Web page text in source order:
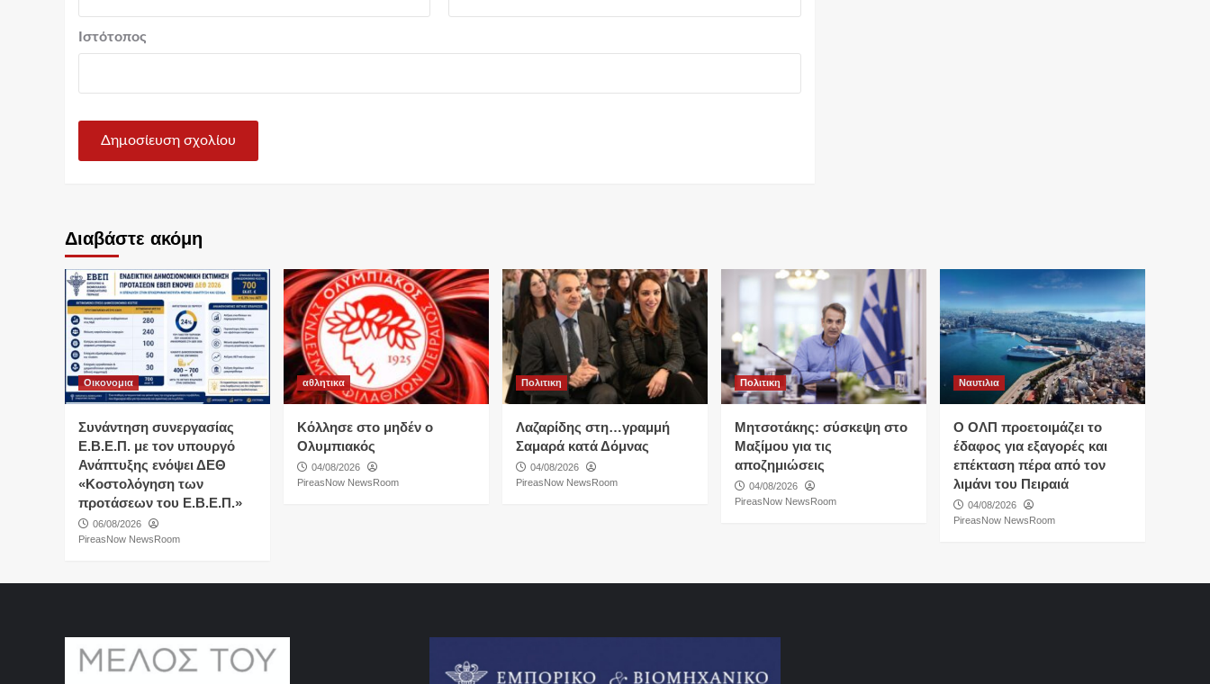
Ιστότοπος
Διαβάστε ακόμη
Οικονομια
Συνάντηση συνεργασίας
Ε.Β.Ε.Π. με τον υπουργό
Ανάπτυξης ενόψει ΔΕΘ
«Κοστολόγηση των
προτάσεων του Ε.Β.Ε.Π.»
06/08/2026
PireasNow NewsRoom
αθλητικα
Κόλλησε στο μηδέν ο
Ολυμπιακός
04/08/2026
PireasNow NewsRoom
Πολιτικη
Λαζαρίδης στη…γραμμή
Σαμαρά κατά Δόμνας
04/08/2026
PireasNow NewsRoom
Πολιτικη
Μητσοτάκης: σύσκεψη στο
Μαξίμου για τις
αποζημιώσεις
04/08/2026
PireasNow NewsRoom
Ναυτιλια
O ΟΛΠ προετοιμάζει το
έδαφος για εξαγορές και
επέκταση πέρα από τον
λιμάνι του Πειραιά
04/08/2026
PireasNow NewsRoom